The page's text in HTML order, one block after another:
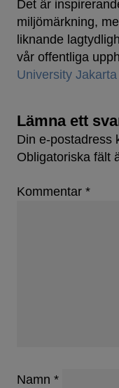
Det är
miljömärkning,
liknande
vår offentliga
University Jakarta
Lämna ett
Din e-postadress
Obligatoriska fält
Kommentar *
Namn *